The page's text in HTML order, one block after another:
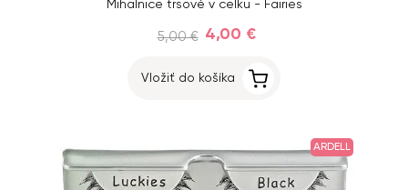
Mihalnice trsové v celku - Fairies
5,00 € 4,00 €
Vložiť do košíka
ARDELL